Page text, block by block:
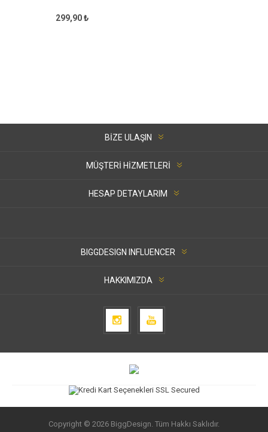
299,90 ₺
BIZE ULAŞIN
MÜŞTERI HIZMETLERI
HESAP DETAYLARIM
BIGGDESIGN INFLUENCER
HAKKIMIZDA
Copyright © 2026 BiggDesign. Tüm Hakkı Saklıdır.